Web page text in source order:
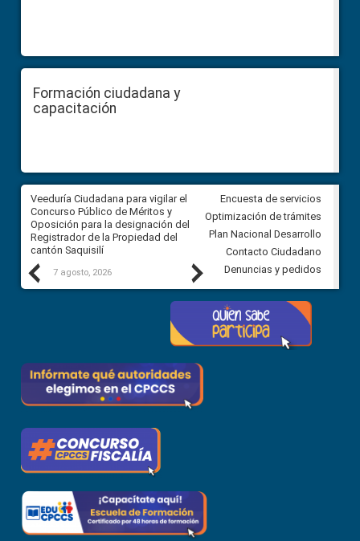
Formación ciudadana y
capacitación
Previous
Veeduría Ciudadana para vigilar el
Concurso Público de Méritos y
Oposición para la designación del
Registrador de la Propiedad del
cantón Saquisilí
7 agosto, 2026
Veeduría Ciudadana para
construcción del asfaltado de
Ballenita del cantón Santa
7 agosto, 2026
Next
Encuesta de servicios
Optimización de trámites
Plan Nacional Desarrollo
Contacto Ciudadano
Denuncias y pedidos